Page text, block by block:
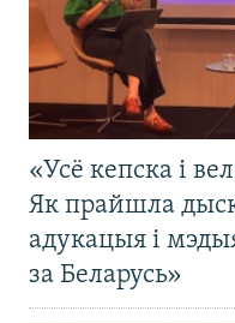
«Усё кепска і
Як прайшла
адукацыя і
за Беларусь»